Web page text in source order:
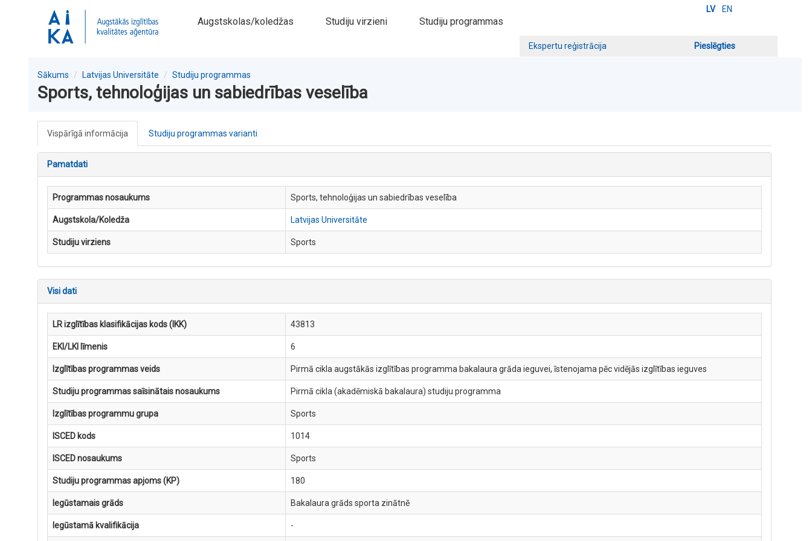
LV EN
Augstskolas/koledžas Studiju virzieni Studiju programmas
Ekspertu reģistrācija Pieslēgties
Sākums Latvijas Universitāte Studiju programmas
Sports, tehnoloģijas un sabiedrības veselība
Vispārīgā informācija Studiju programmas varianti
Pamatdati
Programmas nosaukums Sports, tehnoloģijas un sabiedrības veselība
Augstskola/Koledža Latvijas Universitāte
Studiju virziens Sports
Visi dati
LR izglītības klasifikācijas kods (IKK) 43813
EKI/LKI līmenis 6
Izglītības programmas veids Pirmā cikla augstākās izglītības programma bakalaura grāda ieguvei, īstenojama pēc vidējās izglītības ieguves
Studiju programmas saīsinātais nosaukums Pirmā cikla (akadēmiskā bakalaura) studiju programma
Izglītības programmu grupa Sports
ISCED kods 1014
ISCED nosaukums Sports
Studiju programmas apjoms (KP) 180
Iegūstamais grāds Bakalaura grāds sporta zinātnē
Iegūstamā kvalifikācija -